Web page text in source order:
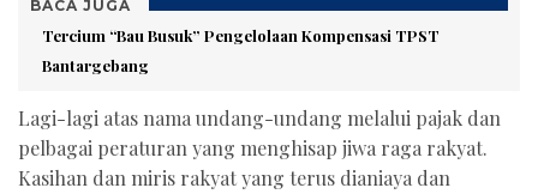
BACA JUGA
Tercium “Bau Busuk” Pengelolaan Kompensasi TPST
Bantargebang
Lagi-lagi atas nama undang-undang melalui pajak dan
pelbagai peraturan yang menghisap jiwa raga rakyat.
Kasihan dan miris rakyat yang terus dianiaya dan